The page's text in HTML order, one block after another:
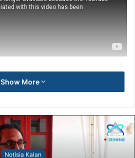
Show More
Notísia Kalan